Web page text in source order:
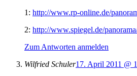
1: http://www.rp-online.de/
2: http://www.spiegel.de/
Zum Antworten anmelden
Wilfried Schuler17. April 2011 @